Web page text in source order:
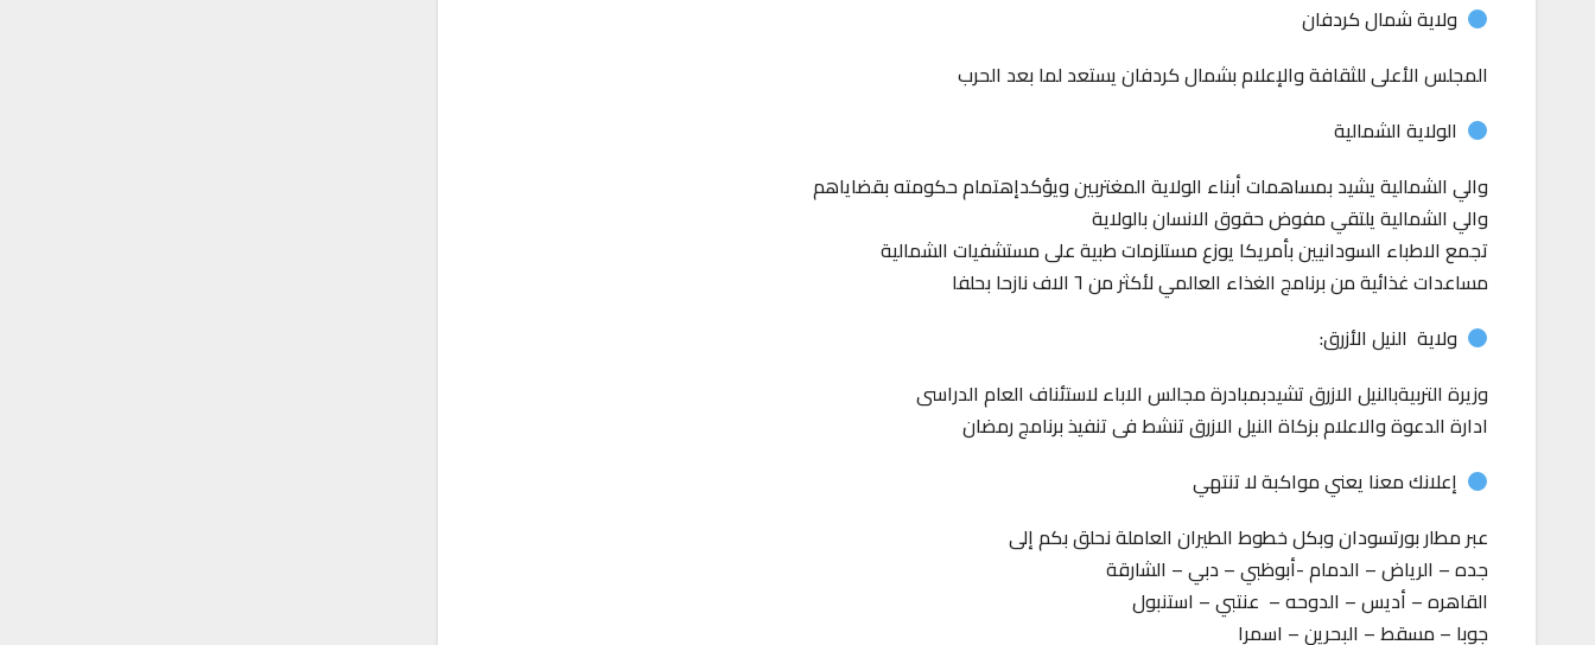
ولاية شمال كردفان
المجلس الأعلى للثقافة والإعلام بشمال كردفان يستعد لما بعد الحرب
الولاية الشمالية
والي الشمالية يشيد بمساهمات أبناء الولاية المغتربين ويؤكدإهتمام حكومته بقضاياهم
والي الشمالية يلتقي مفوض حقوق الانسان بالولاية
تجمع الاطباء السودانيين بأمريكا يوزع مستلزمات طبية على مستشفيات الشمالية
مساعدات غذائية من برنامج الغذاء العالمي لأكثر من ٦ الاف نازحا بحلفا
ولاية النيل الأزرق:
وزيرة التربيةبالنيل الازرق تشيدبمبادرة مجالس الاباء لاستئناف العام الدراسى
ادارة الدعوة والاعلام بزكاة النيل الازرق تنشط فى تنفيذ برنامج رمضان
إعلانك معنا يعني مواكبة لا تنتهي
عبر مطار بورتسودان وبكل خطوط الطيران العاملة نحلق بكم إلى
جده – الرياض – الدمام -أبوظبي – دبي – الشارقة
القاهره – أديس – الدوحه – عنتبي – استنبول
جوبا – مسقط – البحرين – اسمرا